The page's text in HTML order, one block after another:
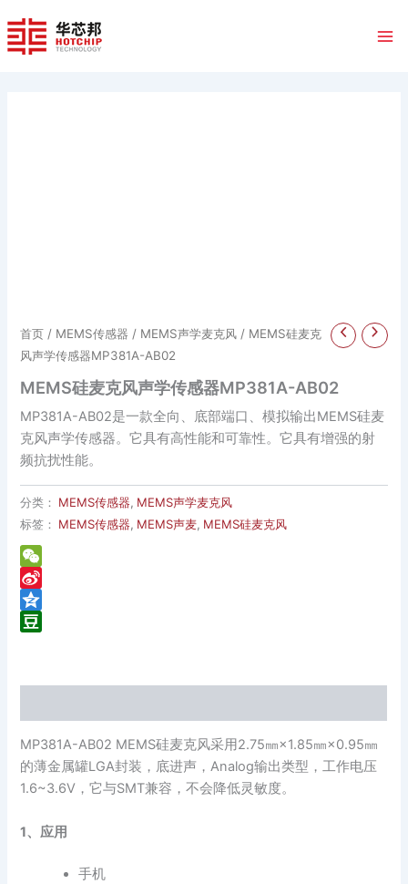
至
内
首页 / MEMS传感器 / MEMS声学麦克风 / MEMS硅麦克
风声学传感器MP381A-AB02
MEMS硅麦克风声学传感器MP381A-AB02
MP381A-AB02是一款全向、底部端口、模拟输出MEMS硅麦
克风声学传感器。它具有高性能和可靠性。它具有增强的射
频抗扰性能。
分类： MEMS传感器, MEMS声学麦克风
标签： MEMS传感器, MEMS声麦, MEMS硅麦克风
WeChat
Sina
Weibo
Qzone
MP381A-AB02 MEMS硅麦克风采用2.75㎜×1.85㎜×0.95㎜
的薄金属罐LGA封装，底进声，Analog输出类型，工作电压
1.6~3.6V，它与SMT兼容，不会降低灵敏度。
1、应用
手机